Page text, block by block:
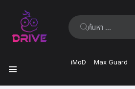
ค้นหา:
iMoD Max Guard